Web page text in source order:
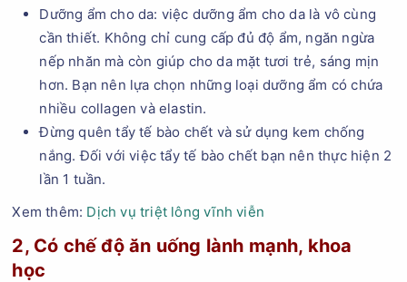
Dưỡng ẩm cho da: việc dưỡng ẩm cho da là vô cùng
cần thiết. Không chỉ cung cấp đủ độ ẩm, ngăn ngừa
nếp nhăn mà còn giúp cho da mặt tươi trẻ, sáng mịn
hơn. Bạn nên lựa chọn những loại dưỡng ẩm có chứa
nhiều collagen và elastin.
Đừng quên tẩy tế bào chết và sử dụng kem chống
nắng. Đối với việc tẩy tế bào chết bạn nên thực hiện 2
lần 1 tuần.
Xem thêm: Dịch vụ triệt lông vĩnh viễn
2, Có chế độ ăn uống lành mạnh, khoa
học